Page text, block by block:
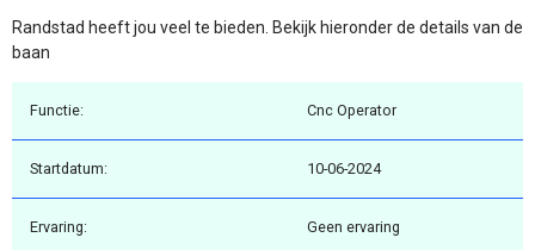
Randstad heeft jou veel te bieden. Bekijk hieronder de details van de
baan
Functie: Cnc Operator
Startdatum: 10-06-2024
Ervaring: Geen ervaring